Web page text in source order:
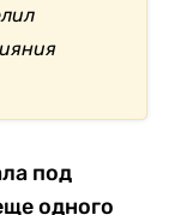
под
одного